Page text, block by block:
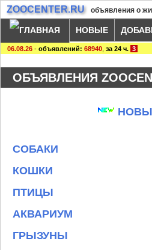
ZOOCENTER.RU объявления о
НОВЫЕ
06.08.26 - объявлений: 68940 за 24 ч. 3
ОБЪЯВЛЕНИЯ
СОБАКИ
КОШКИ
ПТИЦЫ
АКВАРИУМ
ГРЫЗУНЫ